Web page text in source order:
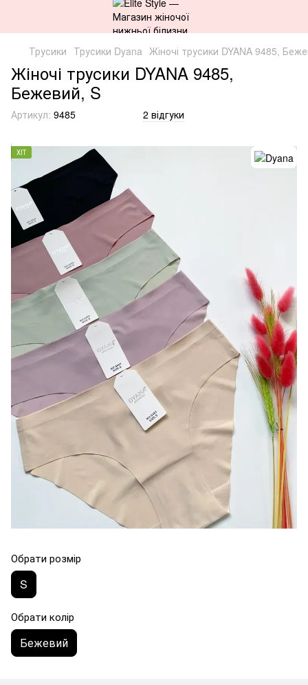
Трусики Трусики Dyana Жіночі трусики DYANA 9485,
Жіночі трусики DYANA 9485,
Бежевий, S
Артикул: 9485 2 відгуки
ХІТ
Обрати розмір
S
Обрати колір
Бежевий